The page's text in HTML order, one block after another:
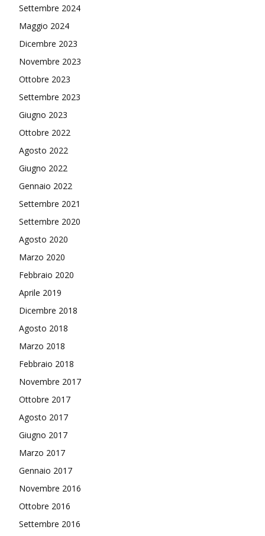
Settembre 2024
Maggio 2024
Dicembre 2023
Novembre 2023
Ottobre 2023
Settembre 2023
Giugno 2023
Ottobre 2022
Agosto 2022
Giugno 2022
Gennaio 2022
Settembre 2021
Settembre 2020
Agosto 2020
Marzo 2020
Febbraio 2020
Aprile 2019
Dicembre 2018
Agosto 2018
Marzo 2018
Febbraio 2018
Novembre 2017
Ottobre 2017
Agosto 2017
Giugno 2017
Marzo 2017
Gennaio 2017
Novembre 2016
Ottobre 2016
Settembre 2016